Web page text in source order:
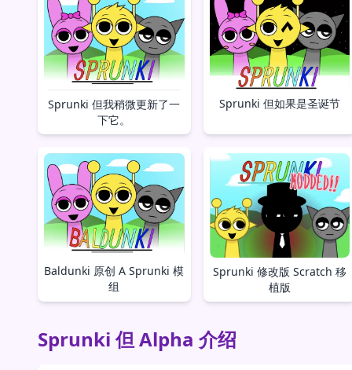
Sprunki 但我稍微更新了一
下它。
Sprunki 但如果是圣诞节
Baldunki 原创 A Sprunki 模
组
Sprunki 修改版 Scratch 移
植版
Sprunki 但 Alpha 介绍